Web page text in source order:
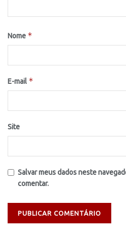
Nome *
E-mail *
Site
Salvar meus dados neste
comentar.